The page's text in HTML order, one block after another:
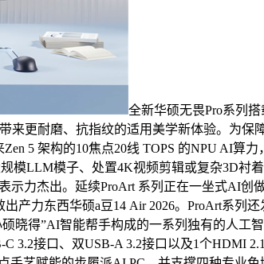
全新华硕无畏Pro系列
来更耐磨、抗指纹的适用美学新体验。为保
5 架构的10焦点20线 TOPS 的NPU AI算
模LLM模子、处置4K视频剪辑或复杂3D衬
示力杰出。延续ProArt 系列正在一坐式AI
力东西华硕a豆14 Air 2026。ProArt系列
晓得”AI智能帮手构成的一系列独有的人
3.2接口、双USB-A 3.2接口以及1个HDMI